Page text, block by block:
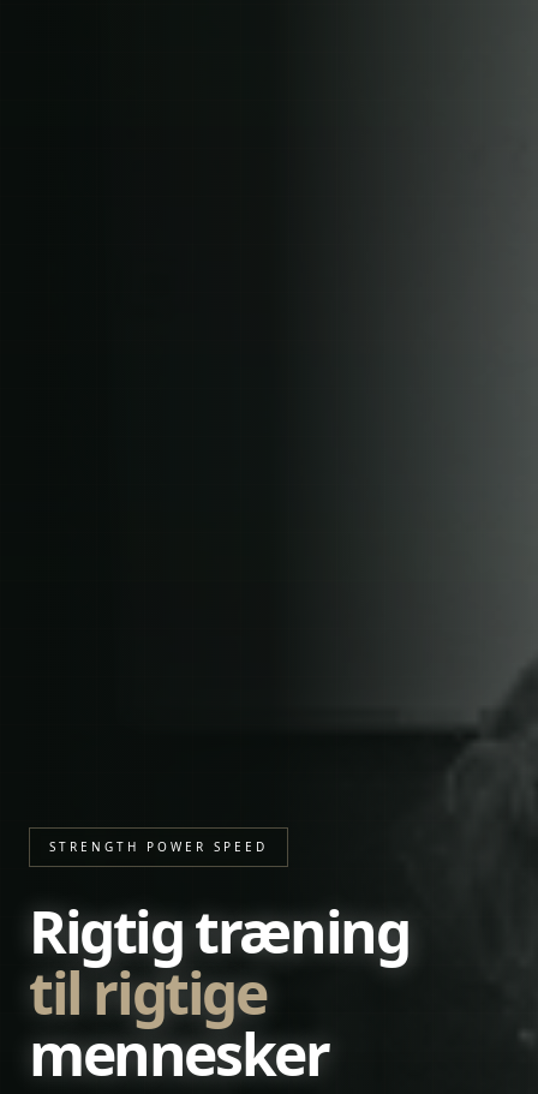
STRENGTH POWER SPEED
Rigtig træning
til rigtige
mennesker